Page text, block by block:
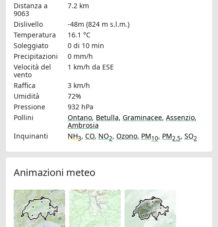
Distanza a
9063
7.2 km
Dislivello
-48m (824 m s.l.m.)
Temperatura
16.1 °C
Soleggiato
0 di 10 min
Precipitazioni
0 mm/h
Velocità del
vento
1 km/h da ESE
Raffica
3 km/h
Umidità
72%
Pressione
932 hPa
Pollini
Ontano, Betulla, Graminacee, Assenzio,
Ambrosia
Inquinanti
NH3, CO, NO2, Ozono, PM10, PM2.5, SO2
Animazioni meteo